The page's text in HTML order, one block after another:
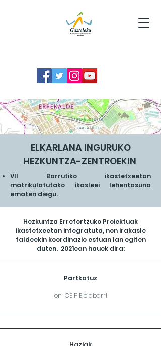
ELKARLANA INGURUKO
HEZKUNTZA-ZENTROEKIN
VII Barrutiko ikastetxeetan
matrikulatutako ikasleei lehentasuna
ematen diegu.
Hezkuntza Errefortzuko Proiektuak
ikastetxeetan integratuta, non irakasle
taldeekin koordinazio estuan lan egiten
duten. 2021ean hauek dira:
Partkatuz
on CEIP Elejabarri